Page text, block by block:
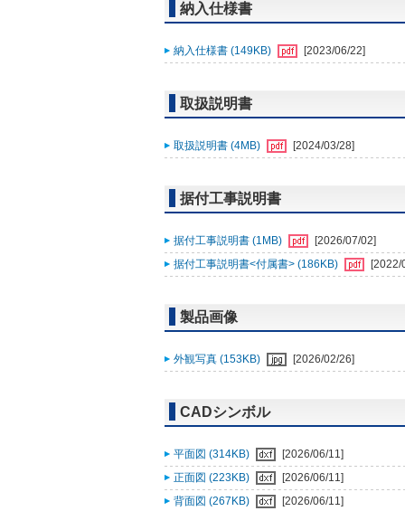
納入仕様書
納入仕様書 (149KB) [2023/06/22]
取扱説明書
取扱説明書 (4MB) [2024/03/28]
据付工事説明書
据付工事説明書 (1MB)
[2026/07/02]
据付工事説明書<付属書> (186KB)
[2022/
製品画像
外観写真 (153KB) [2026/02/26]
CADシンボル
平面図 (314KB)
[2026/06/11]
正面図 (223KB)
[2026/06/11]
背面図 (267KB)
[2026/06/11]